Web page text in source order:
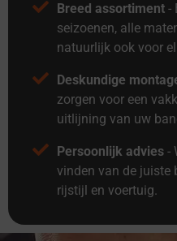
Breed assortiment -
seizoenen, alle
natuurlijk ook voor
Deskundige
zorgen voor een
uitlijning van uw
Persoonlijk advies -
vinden van de juiste
rijstijl en voertuig.